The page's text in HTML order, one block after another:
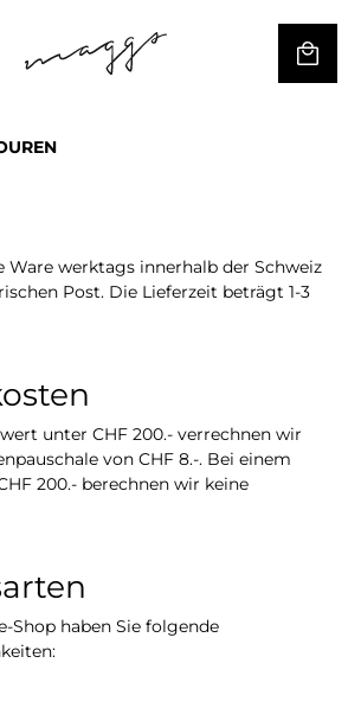
Ware werktags innerhalb der Schweiz
Post. Die Lieferzeit beträgt 1-3
unter CHF 200.- verrechnen wir
von CHF 8.-. Bei einem
200.- berechnen wir keine
Shop haben Sie folgende